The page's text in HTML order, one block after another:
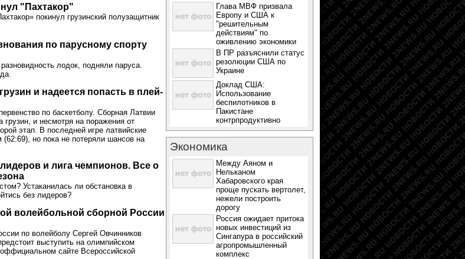
"Пахтакор"
покинул грузинский полузащитник
по парусному спорту
лодок, подняли паруса.
и надеется попасть в плей-
по баскетболу. Сборная Латвии
грузин, и несмотря на поражения от
этап. В последней игре латвийские
но пока не потеряли шансов на
и лига чемпионов. Все о
Устаканилась ли обстановка в
без лидеров?
волейбольной сборной России
по волейболу Сергей Овчинников
выступить на олимпийском
сайте Всероссийской
Глава МВФ призвала
Европу и США к
"решительным
действиям" по
оживлению экономики
В ПР разъяснили статус
резолюции США по
Украине
Доклад США:
Использование
беспилотников в
Пакистане
контрпродуктивно
Экономика
Между Аяном и
Нельканом
Хабаровского края
проще пускать вертолет,
нежели построить
дорогу
Россия ожидает притока
новых инвестиций из
Сингапура в российский
агропромышленный
комплекс